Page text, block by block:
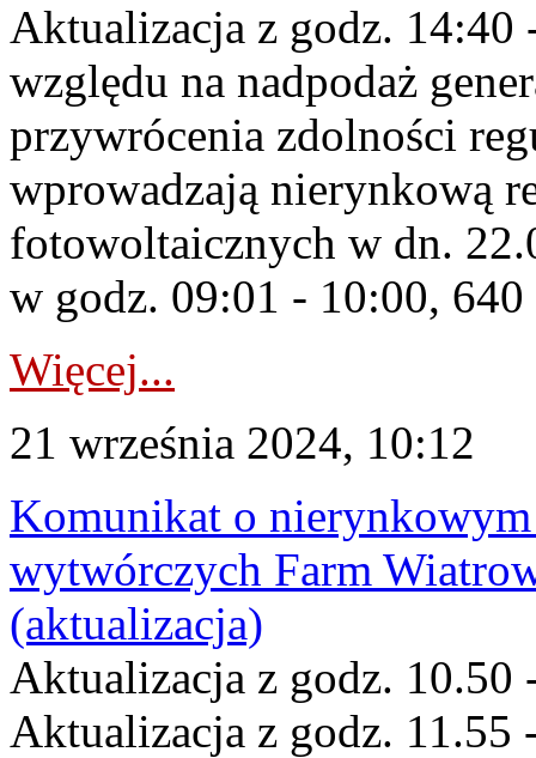
Aktualizacja z godz. 14:40
względu na nadpodaż
przywrócenia zdolności
wprowadzają nierynkową
fotowoltaicznych w dn.
w godz. 09:01 - 10:00,
Więcej...
21 września 2024, 10:12
Komunikat o
wytwórczych Farm
(aktualizacja)
Aktualizacja z godz. 10.50
Aktualizacja z godz. 11.55